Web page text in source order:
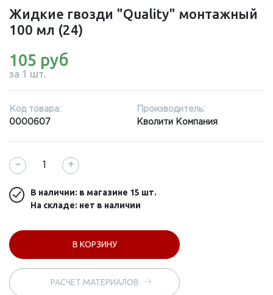
Жидкие гвозди "Quality" монтажный
100 мл (24)
105 руб
за 1 шт.
Код товара:
0000607
Производитель:
Кволити Компания
− +
В наличии: в магазине 15 шт.
На складе: нет в наличии
В КОРЗИНУ
РАСЧЕТ МАТЕРИАЛОВ